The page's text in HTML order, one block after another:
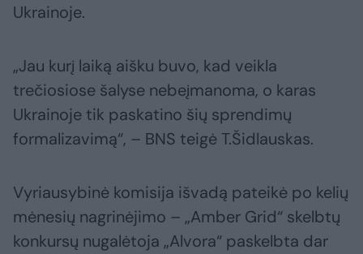
Ukrainoje.
„Jau kurį laiką aišku buvo, kad veikla
trečiosiose šalyse nebeįmanoma, o karas
Ukrainoje tik paskatino šių sprendimų
formalizavimą“, – BNS teigė T.Šidlauskas.
Vyriausybinė komisija išvadą pateikė po kelių
mėnesių nagrinėjimo – „Amber Grid“ skelbtų
konkursų nugalėtoja „Alvora“ paskelbta dar